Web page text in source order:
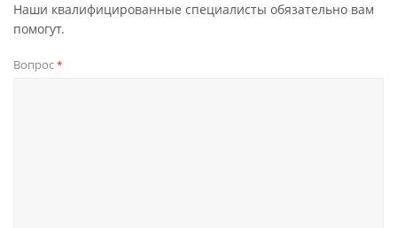
Наши квалифицированные специалисты обязательно вам
помогут.
Вопрос*